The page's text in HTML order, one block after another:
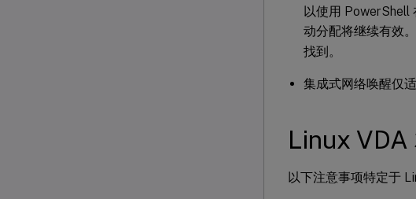
以使用 PowerShell
动分配将继续有效
找到。
集成式网络唤醒仅
Linux VDA
以下注意事项特定于